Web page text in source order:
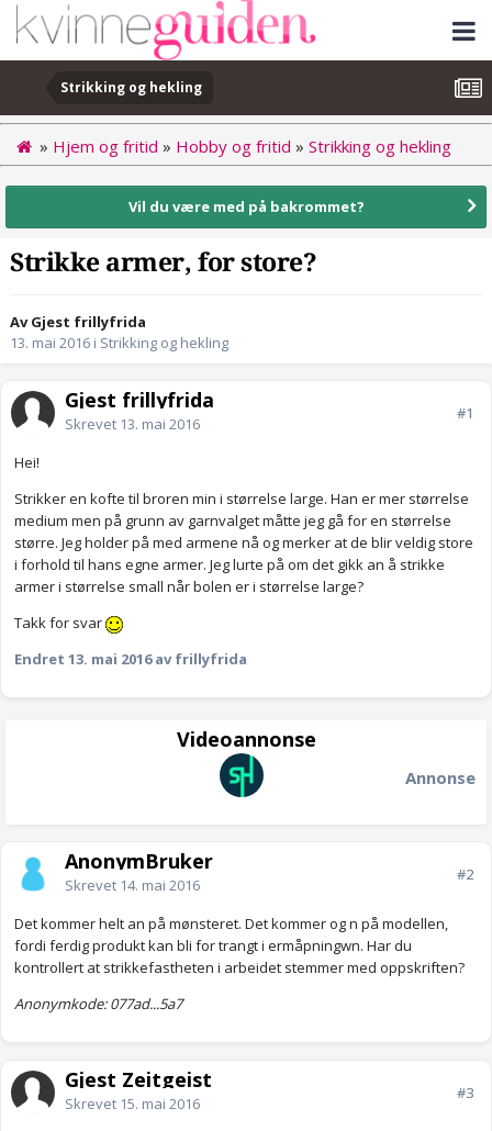
Strikking og hekling
» Hjem og fritid » Hobby og fritid » Strikking og hekling
Vil du være med på bakrommet?
Strikke armer, for store?
Av Gjest frillyfrida
13. mai 2016 i Strikking og hekling
Gjest frillyfrida
Skrevet 13. mai 2016
#1
Hei!
Strikker en kofte til broren min i størrelse large. Han er mer størrelse
medium men på grunn av garnvalget måtte jeg gå for en størrelse
større. Jeg holder på med armene nå og merker at de blir veldig store
i forhold til hans egne armer. Jeg lurte på om det gikk an å strikke
armer i størrelse small når bolen er i størrelse large?
Takk for svar
Endret 13. mai 2016av frillyfrida
Videoannonse
Annonse
AnonymBruker
Skrevet 14. mai 2016
#2
Det kommer helt an på mønsteret. Det kommer og n på modellen,
fordi ferdig produkt kan bli for trangt i ermåpningwn. Har du
kontrollert at strikkefastheten i arbeidet stemmer med oppskriften?
Anonymkode: 077ad...5a7
Gjest Zeitgeist
Skrevet 15. mai 2016
#3